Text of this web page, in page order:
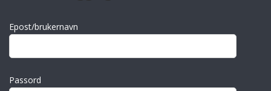
Epost/brukernavn
Passord